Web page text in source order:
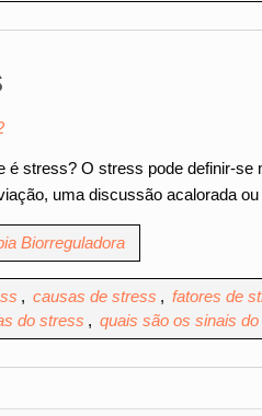
é stress? O stress pode definir-
uma discussão acalorada
Biorreguladora
, causas de stress , fatores de
do stress , quais são os sinais